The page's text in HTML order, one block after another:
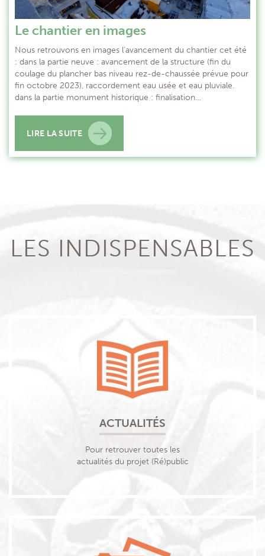
Le chantier en images
Nous retrouvons en images l’avancement du chantier cet été
: dans la partie neuve : avancement de la structure (fin du
coulage du plancher bas niveau rez-de-chaussée prévue pour
fin octobre 2023), raccordement eau usée et eau pluviale.
dans la partie monument historique : finalisation…
LIRE LA SUITE
LES INDISPENSABLES
ACTUALITÉS
Pour retrouver toutes les
actualités du projet (Ré)public